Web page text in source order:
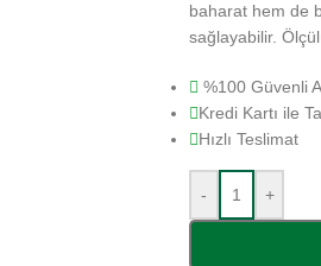
baharat hem de
sağlayabilir.
%100 Güvenli
Kredi Kartı ile
Hızlı Teslimat
- +